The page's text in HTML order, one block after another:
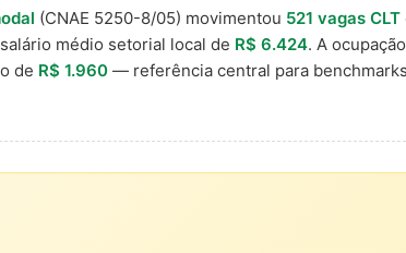
(CNAE 5250-8/05) movimentou 521 vagas CLT
médio setorial local de R$ 6.424. A
de R$ 1.960 — referência central para